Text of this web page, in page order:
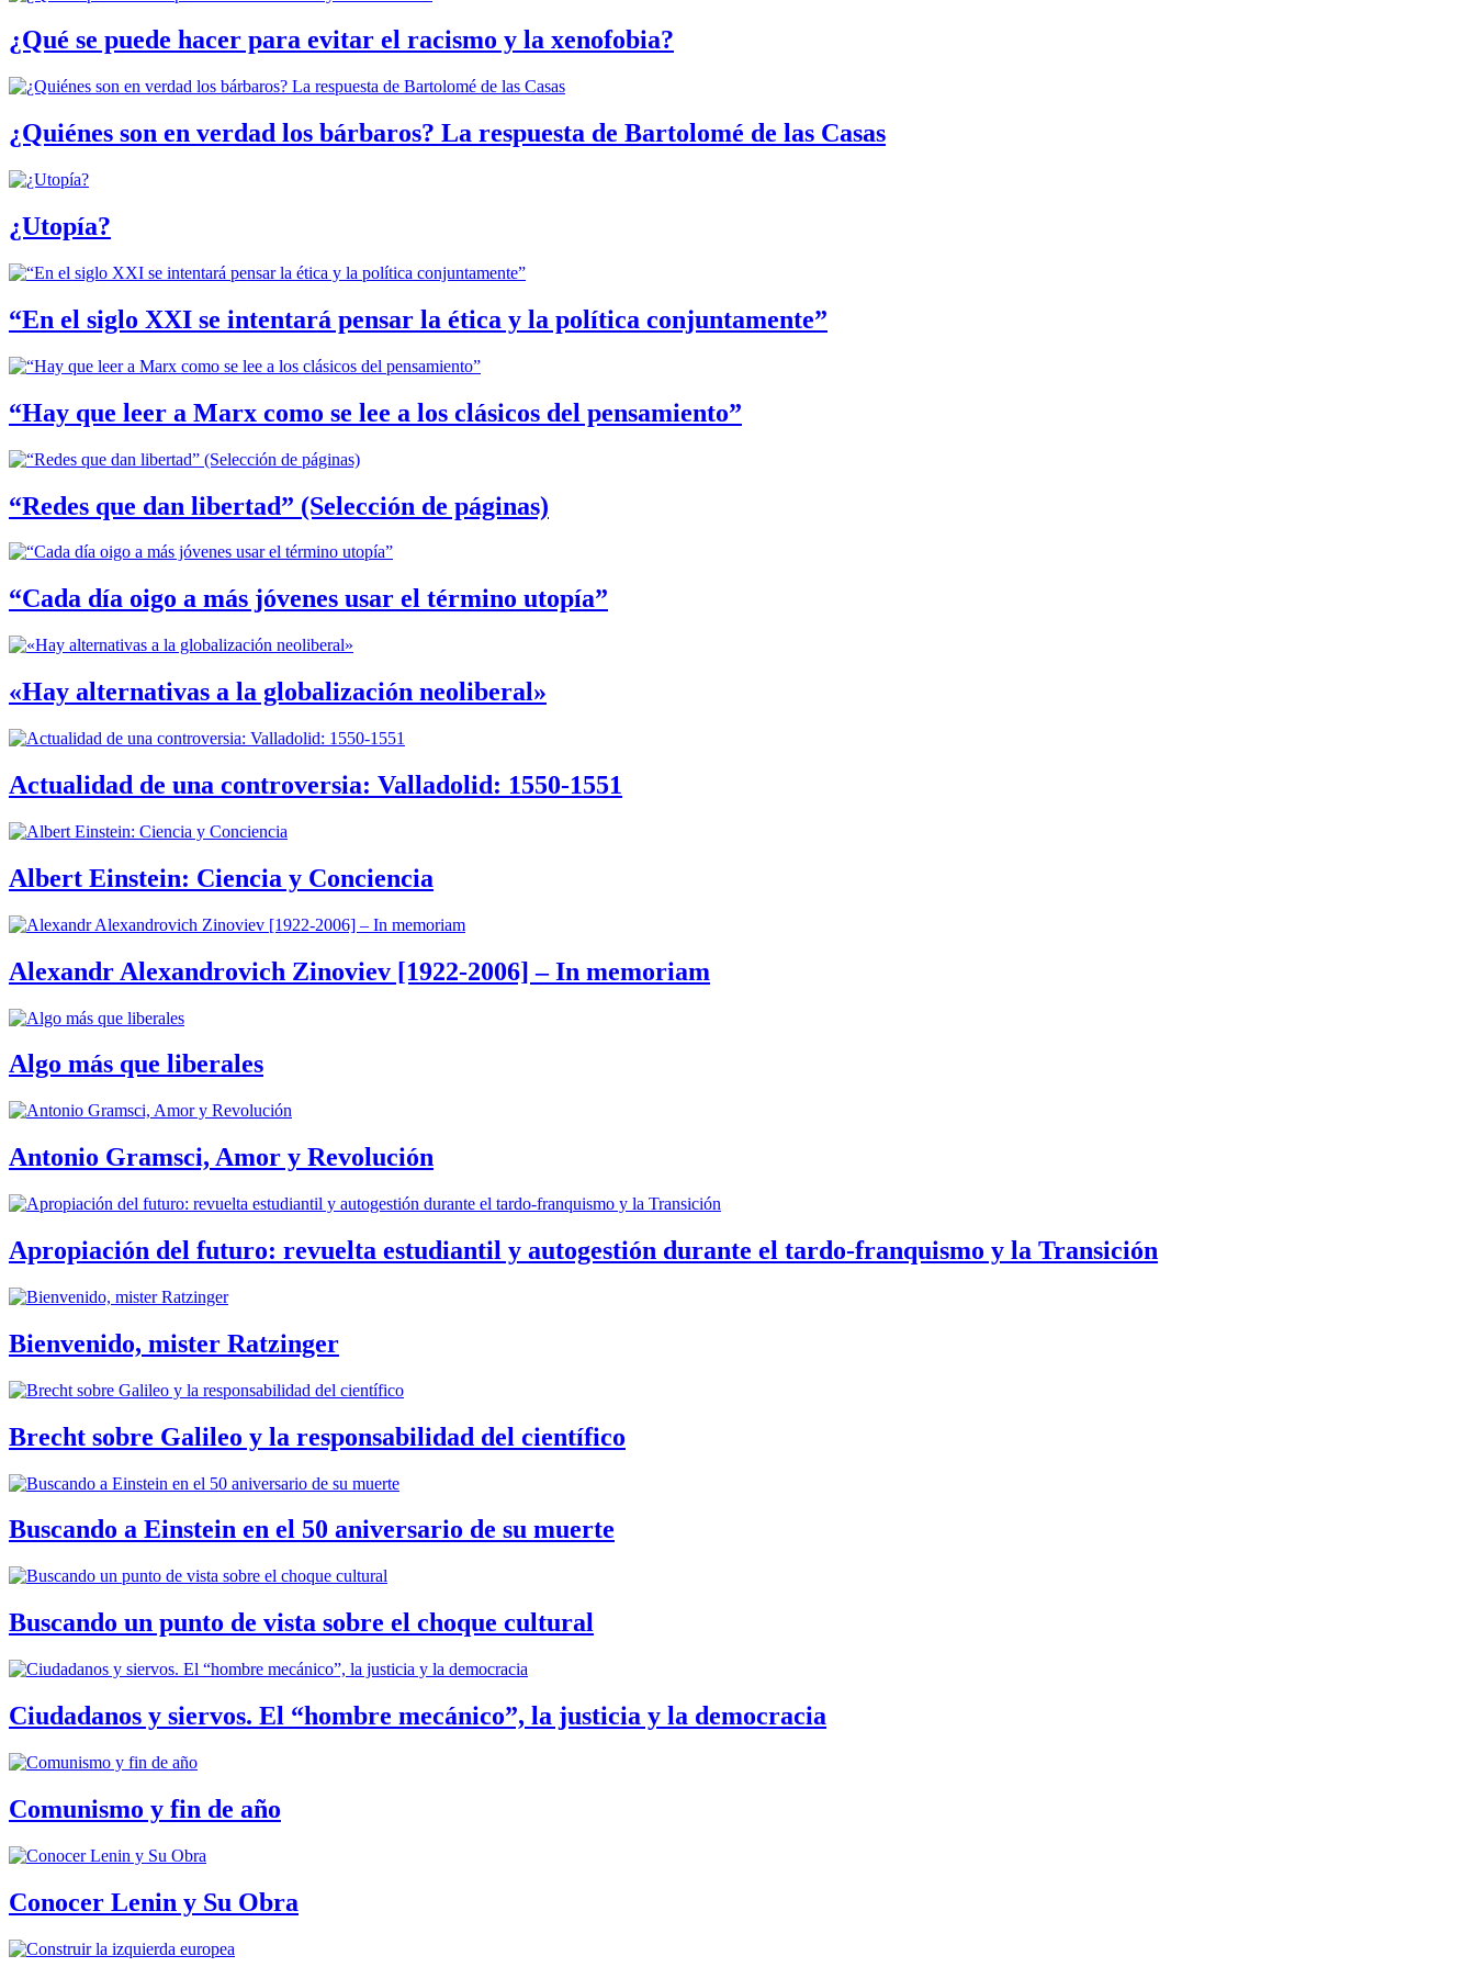
¿Qué se puede hacer para evitar el racismo y la xenofobia?
¿Quiénes son en verdad los bárbaros? La respuesta de Bartolomé de las Casas
¿Utopía?
“En el siglo XXI se intentará pensar la ética y la política conjuntamente”
“Hay que leer a Marx como se lee a los clásicos del pensamiento”
“Redes que dan libertad” (Selección de páginas)
“Cada día oigo a más jóvenes usar el término utopía”
«Hay alternativas a la globalización neoliberal»
Actualidad de una controversia: Valladolid: 1550-1551
Albert Einstein: Ciencia y Conciencia
Alexandr Alexandrovich Zinoviev [1922-2006] – In memoriam
Algo más que liberales
Antonio Gramsci, Amor y Revolución
Apropiación del futuro: revuelta estudiantil y autogestión durante el tardo-franquismo y la Transición
Bienvenido, mister Ratzinger
Brecht sobre Galileo y la responsabilidad del científico
Buscando a Einstein en el 50 aniversario de su muerte
Buscando un punto de vista sobre el choque cultural
Ciudadanos y siervos. El “hombre mecánico”, la justicia y la democracia
Comunismo y fin de año
Conocer Lenin y Su Obra